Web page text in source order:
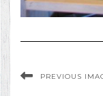
PREVIOUS